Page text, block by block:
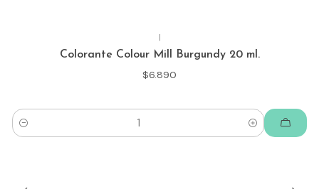
|
Colorante Colour Mill Burgundy 20 ml.
$6.890
Cantidad